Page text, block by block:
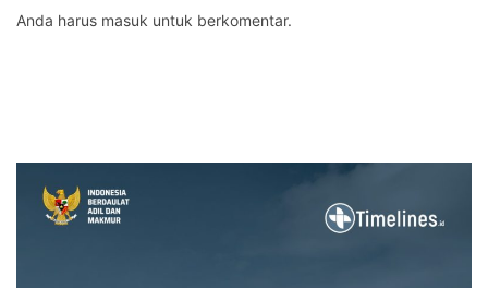
Anda harus masuk untuk berkomentar.